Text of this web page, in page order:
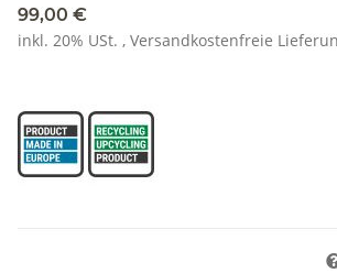
99,00 €
inkl. 20% USt. , Versandkostenfreie